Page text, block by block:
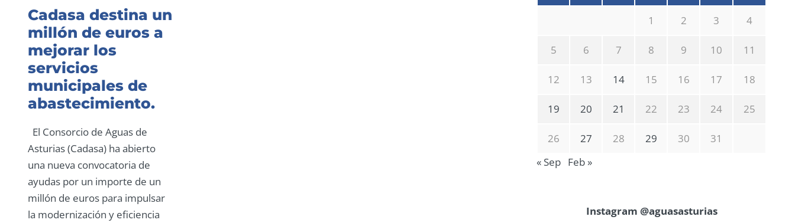
Cadasa destina un
millón de euros a
mejorar los
servicios
municipales de
abastecimiento.
El Consorcio de Aguas de
Asturias (Cadasa) ha abierto
una nueva convocatoria de
ayudas por un importe de un
millón de euros para impulsar
la modernización y eficiencia
1 2 3 4
5 6 7 8 9 10 11
12 13 14 15 16 17 18
19 20 21 22 23 24 25
26 27 28 29 30
31
« Sep Feb »
Instagram @aguasasturias